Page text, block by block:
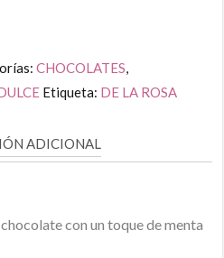
CHOCOLATES
Etiqueta: DE LA ROSA
ADICIONAL
con un toque de menta